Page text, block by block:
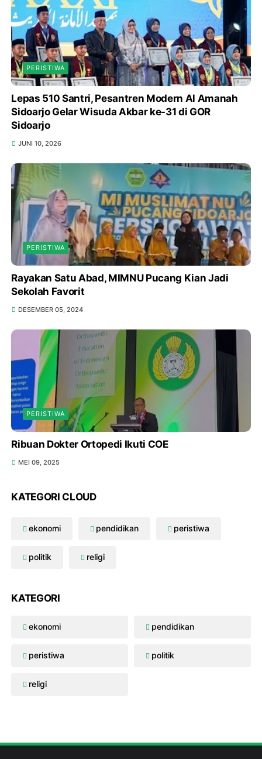
PERISTIWA
Lepas 510 Santri, Pesantren Modern Al Amanah
Sidoarjo Gelar Wisuda Akbar ke-31 di GOR
Sidoarjo
JUNI 10, 2026
PERISTIWA
Rayakan Satu Abad, MIMNU Pucang Kian Jadi
Sekolah Favorit
DESEMBER 05, 2024
PERISTIWA
Ribuan Dokter Ortopedi Ikuti COE
MEI 09, 2025
KATEGORI CLOUD
ekonomi pendidikan peristiwa
politik religi
KATEGORI
ekonomi pendidikan
peristiwa politik
religi